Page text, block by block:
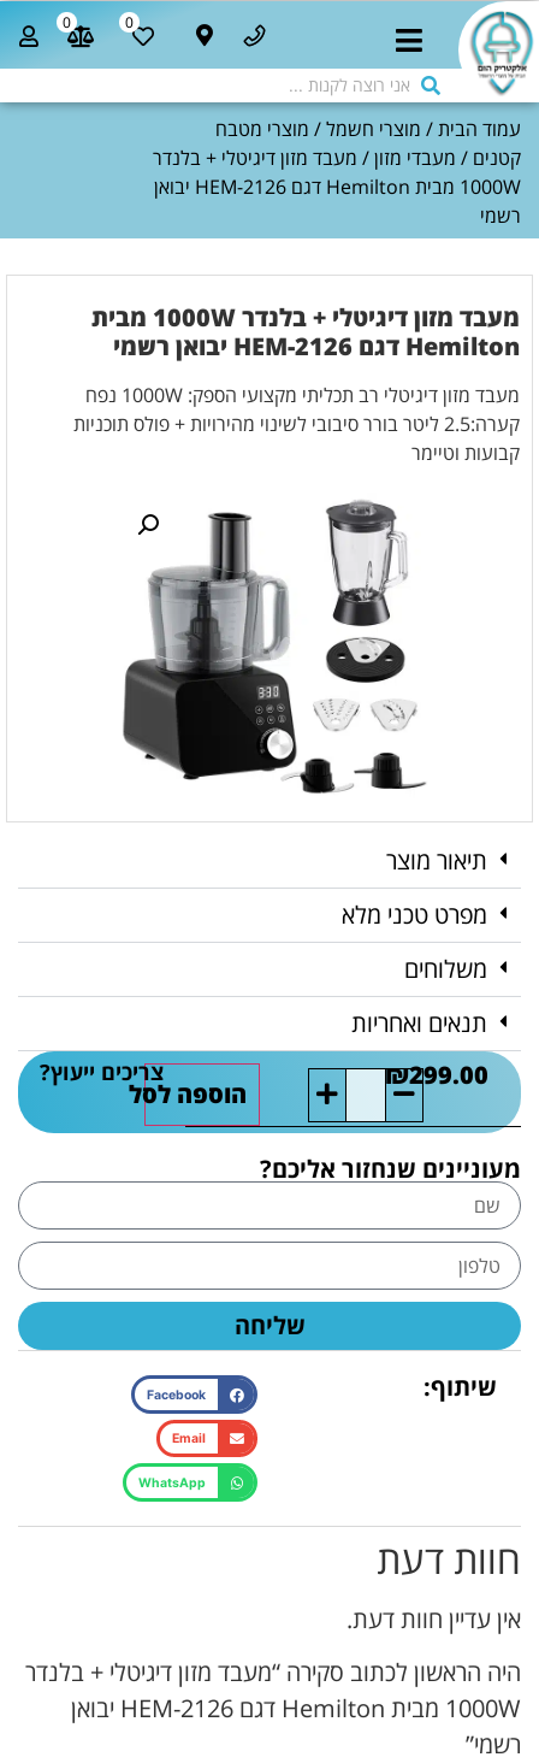
0
0
עמוד הבית/ מוצרי חשמל/ מוצרי מטבח
קטנים / מעבדי מזון/ מעבד מזון דיגיטלי + בלנדר
1000W מבית Hemilton דגם 2126-HEM יבואן
רשמי
תיאור מוצר
מפרט טכני מלא
משלוחים
תנאים ואחריות
₪299.00
הוספה לסל
צריכים ייעוץ?
מעוניינים שנחזור אליכם?
שליחה
שיתוף:
Facebook
Email
WhatsApp
חוות דעת
אין עדיין חוות דעת.
היה הראשון לכתוב סקירה “מעבד מזון דיגיטלי + בלנדר
1000W מבית Hemilton דגם 2126-HEM יבואן
רשמי”
מעבד מזון דיגיטלי + בלנדר 1000W מבית
Hemilton דגם 2126-HEM יבואן רשמי
מעבד מזון דיגיטלי רב תכליתי מקצועי הספק: 1000W נפח
קערה:2.5 ליטר בורר סיבובי לשינוי מהירויות + פולס תוכניות
קבועות וטיימר